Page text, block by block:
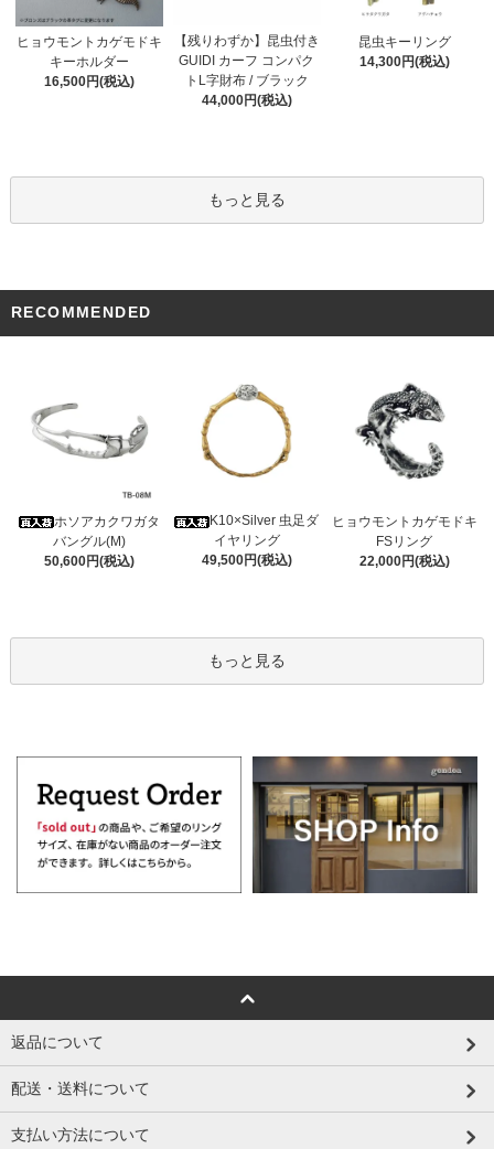
ヒョウモントカゲモドキ
キーホルダー
16,500円(税込)
【残りわずか】昆虫付き
GUIDI カーフ コンパク
トL字財布 / ブラック
44,000円(税込)
昆虫キーリング
14,300円(税込)
もっと見る
RECOMMENDED
ホソアカクワガタ
バングル(M)
50,600円(税込)
K10×Silver 虫足ダ
イヤリング
49,500円(税込)
ヒョウモントカゲモドキ
FSリング
22,000円(税込)
もっと見る
返品について
配送・送料について
支払い方法について